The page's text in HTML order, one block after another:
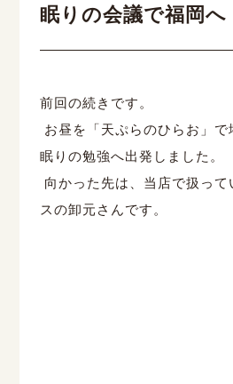
眠りの会議で福岡へ
前回の続きです。
お昼を「天ぷらのひらお」
眠りの勉強へ出発しました。
向かった先は、当店で扱っ
スの卸元さんです。